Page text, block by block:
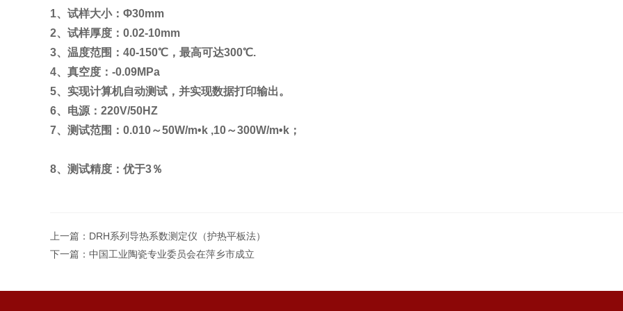
1、试样大小：Φ30mm
2、试样厚度：0.02-10mm
3、温度范围：40-150℃，最高可达300℃.
4、真空度：-0.09MPa
5、实现计算机自动测试，并实现数据打印输出。
6、电源：220V/50HZ
7、测试范围：0.010～50W/m•k ,10～300W/m•k；
8、测试精度：优于3％
上一篇： DRH系列导热系数测定仪（护热平板法）
下一篇： 中国工业陶瓷专业委员会在萍乡市成立